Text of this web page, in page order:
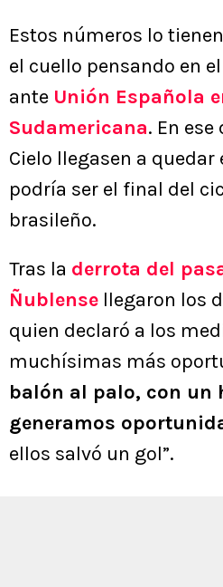
Estos números lo
el cuello pensando en
ante Unión Española
Sudamericana. En ese
Cielo llegasen a
podría ser el final del
brasileño.
Tras la derrota del
Ñublense llegaron los
quien declaró a los
muchísimas más
balón al palo, con un
generamos
ellos salvó un gol”.